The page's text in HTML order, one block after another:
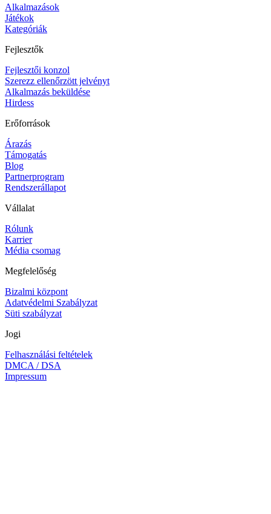
Alkalmazások
Játékok
Kategóriák
Fejlesztők
Fejlesztői konzol
Szerezz ellenőrzött jelvényt
Alkalmazás beküldése
Hirdess
Erőforrások
Árazás
Támogatás
Blog
Partnerprogram
Rendszerállapot
Vállalat
Rólunk
Karrier
Média csomag
Megfelelőség
Bizalmi központ
Adatvédelmi Szabályzat
Süti szabályzat
Jogi
Felhasználási feltételek
DMCA / DSA
Impressum